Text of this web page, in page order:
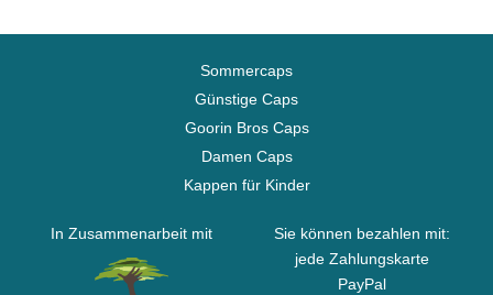
Sommercaps
Günstige Caps
Goorin Bros Caps
Damen Caps
Kappen für Kinder
In Zusammenarbeit mit
Sie können bezahlen mit:
jede Zahlungskarte
PayPal